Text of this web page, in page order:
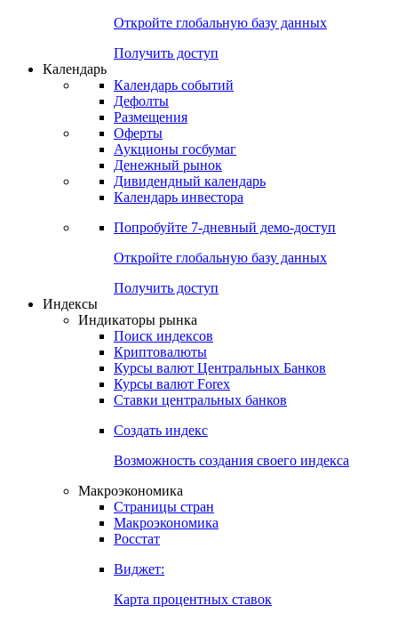
Корпоративные CDS
Попробуйте7-дневный
Откройте глобальную базу данных
Получить доступ
Календарь
Календарь событий
Дефолты
Размещения
Оферты
Денежный рынок
Календарь инвестора
Попробуйте7-дневный
Откройте глобальную базу данных
Получить доступ
Индикаторы рынка
Поиск индексов
Курсы валют Центральных Банков
Ставки центральных банков
Создать индекс
Возможность создания своего индекса
Страницы стран
Росстат